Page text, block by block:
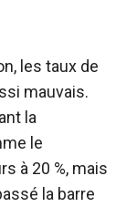
les taux de
mauvais.
la
le
à 20 %, mais
la barre